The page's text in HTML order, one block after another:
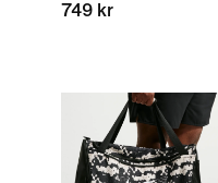
749 kr